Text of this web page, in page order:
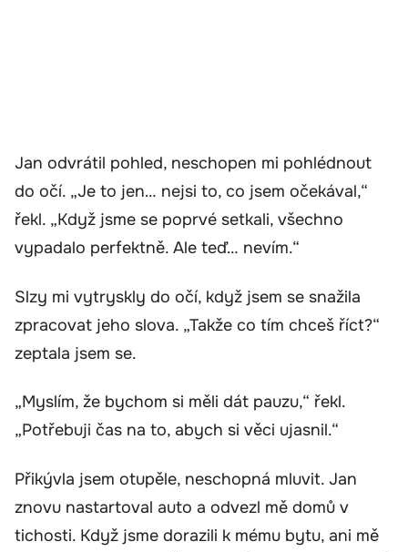
Jan odvrátil pohled, neschopen mi pohlédnout
do očí. „Je to jen… nejsi to, co jsem očekával,“
řekl. „Když jsme se poprvé setkali, všechno
vypadalo perfektně. Ale teď… nevím.“
Slzy mi vytryskly do očí, když jsem se snažila
zpracovat jeho slova. „Takže co tím chceš říct?“
zeptala jsem se.
„Myslím, že bychom si měli dát pauzu,“ řekl.
„Potřebuji čas na to, abych si věci ujasnil.“
Přikývla jsem otupěle, neschopná mluvit. Jan
znovu nastartoval auto a odvezl mě domů v
tichosti. Když jsme dorazili k mému bytu, ani mě